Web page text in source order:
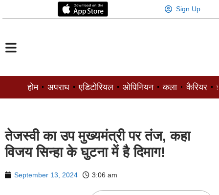
Sign Up
होम अपराध एडिटोरियल ओपिनियन कला कैरियर
तेजस्वी का उप मुख्यमंत्री पर तंज, कहा
विजय सिन्हा के घुटना में है दिमाग!
September 13, 2024 3:06 am